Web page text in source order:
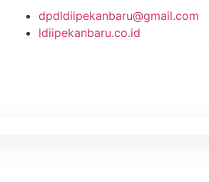
dpdldiipekanbaru@gmail.com
ldiipekanbaru.co.id